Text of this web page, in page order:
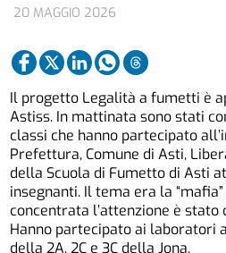
20 MAGGIO 2026
Il progetto Legalità a fumetti è
Astiss. In mattinata sono stati
classi che hanno partecipato
Prefettura, Comune di Asti,
della Scuola di Fumetto di Asti
insegnanti. Il tema era la “mafia”
concentrata l’attenzione è stato
Hanno partecipato ai laboratori
della 2A, 2C e 3C della Jona,